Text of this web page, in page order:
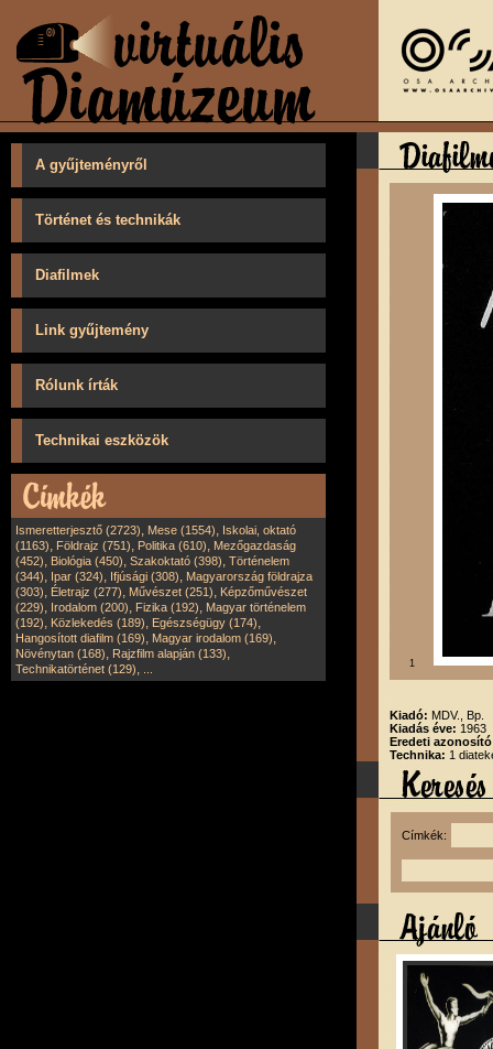
A gyűjteményről
Történet és technikák
Diafilmek
Link gyűjtemény
Rólunk írták
Technikai eszközök
Ismeretterjesztő (2723), Mese (1554), Iskolai, oktató
(1163), Földrajz (751), Politika (610), Mezőgazdaság
(452), Biológia (450), Szakoktató (398), Történelem
(344), Ipar (324), Ifjúsági (308), Magyarország földrajza
(303), Életrajz (277), Művészet (251), Képzőművészet
(229), Irodalom (200), Fizika (192), Magyar történelem
(192), Közlekedés (189), Egészségügy (174),
Hangosított diafilm (169), Magyar irodalom (169),
Növénytan (168), Rajzfilm alapján (133),
Technikatörténet (129), 1
Kiadó: MDV., Bp.
Kiadás éve: 1963
Eredeti
Technika: 1
Címkék: